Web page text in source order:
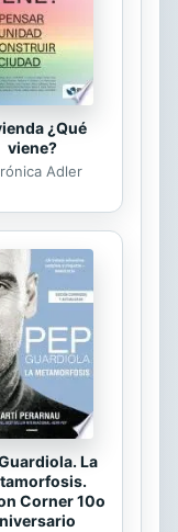
de género
90...
¿Qué
viene?
Adler
La
Corner 10o